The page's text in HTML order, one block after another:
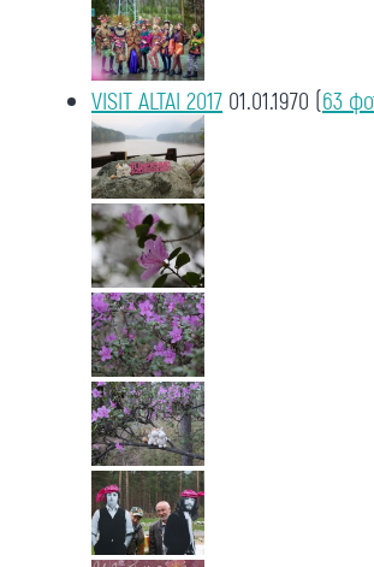
VISIT ALTAI 2017 01.01.1970 (63